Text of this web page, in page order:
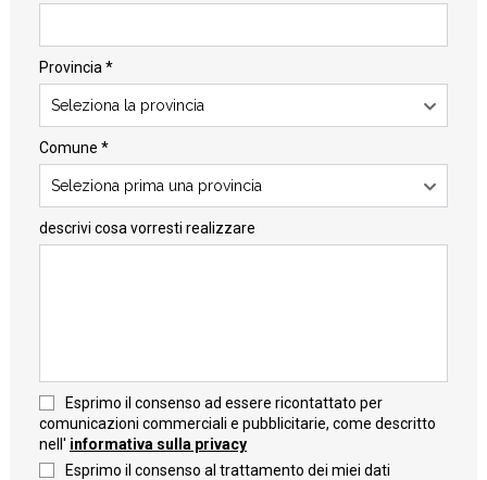
Provincia *
Seleziona la provincia
Comune *
Seleziona prima una provincia
descrivi cosa vorresti realizzare
Esprimo il consenso ad essere ricontattato per
comunicazioni commerciali e pubblicitarie, come descritto
nell' informativa sulla privacy
Esprimo il consenso al trattamento dei miei dati